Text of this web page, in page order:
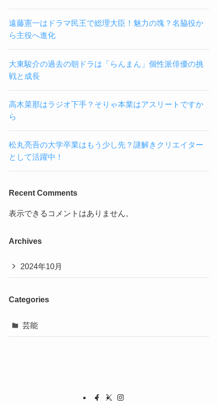
遠藤憲一はドラマ民王で総理大臣！魅力の塊？名脇役か
ら主役へ進化
大東駿介の過去の朝ドラは「らんまん」個性派俳優の挑
戦と成長
高木菜那はラジオ下手？そりゃ本業はアスリートですか
ら
松丸亮吾の大学卒業はもう少し先？謎解きクリエイター
として活躍中！
Recent Comments
表示できるコメントはありません。
Archives
2024年10月
Categories
芸能